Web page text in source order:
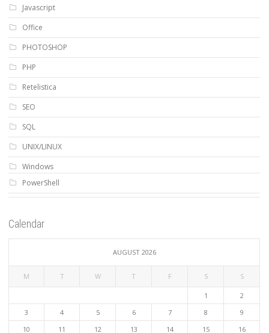
Javascript
Office
PHOTOSHOP
PHP
Retelistica
SEO
SQL
UNIX/LINUX
Windows
PowerShell
Calendar
AUGUST 2026
M T W T F S S
1
2
3
4 5 6 7 8
9
10
11 12 13 14 15 16